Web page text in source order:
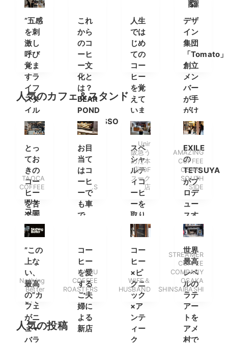
”五感
を刺
激し
呼び
覚ま
すラ
イフ
スタ
イル
セレ
クト
ショ
ップ”
FINNA
の店
長に
聞く
コー
ヒー
の楽
方と
ショ
ップ
につ
いて
これ
から
のコ
ーヒ
ー文
化と
は？
BEAR
POND
ESPRESSO
田中
勝幸
氏の
イン
タビ
ュー
人生
では
じめ
ての
コー
ヒー
を覚
えて
いま
す
か？
デザ
イン
集団
「Tomato」
創立
メン
バー
が手
がけ
るコ
ーヒ
ーブ
ラン
ド
人気のカフェ＆スタンド
とっ
てお
きの
コー
ヒー
を苦
楽園
で
TAOCA
COFFEE
お目
当て
はコ
ーヒ
ーで
も車
で
.S
スペ
シャ
ルテ
ィコ
ーヒ
ーを
取り
扱う
コー
ヒー
専門
店
Unir
阪急う
めだ本
店10F
スーク
店
EXILE
の
TETSUYA
がプ
ロデ
ュー
スす
るコ
ーヒ
ース
タン
ド
AMAZING
COFFEE
OSAKA
SOUTH
SIDE
”この
上な
い、
最高
の”カ
フェ
がニ
ュー
バラ
Nothing
Better
コー
ヒー
を愛
する
ご夫
婦に
よる
新店
HAIKU
COFFEE
ROASTERS
コー
ヒー
×ピ
クニ
ック
×ア
ンテ
ィー
ク
WIFE＆
HUSBAND
世界
最高
レベ
ルの
ラテ
アー
トを
アメ
村で
STREAMER
COFFEE
COMPANY
OSAKA
SHINSAIBASHI
人気の投稿